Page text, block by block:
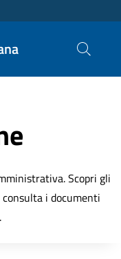
Scopri gli
i documenti